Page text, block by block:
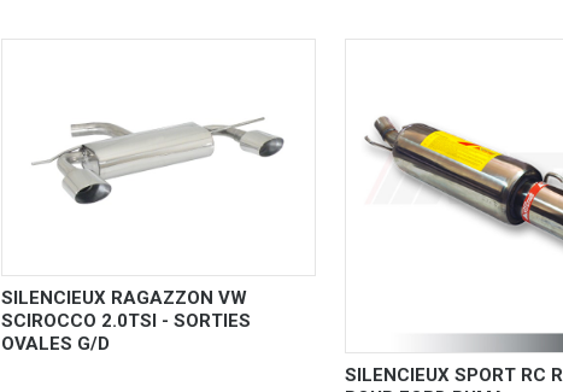
SILENCIEUX RAGAZZON VW
SCIROCCO 2.0TSI - SORTIES
OVALES G/D
SILENCIEUX SPORT RC